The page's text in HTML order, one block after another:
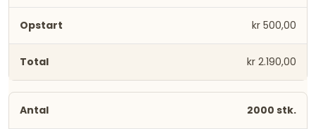
kr 500,00
kr 2.190,00
2000 stk.